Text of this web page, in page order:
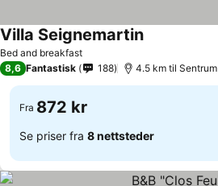
Bed and breakfast
Villa Seignemartin
8,6 Fantastisk 188 4.5 km til Sentrum
Fra 872 kr
Se priser fra 8 nettsteder